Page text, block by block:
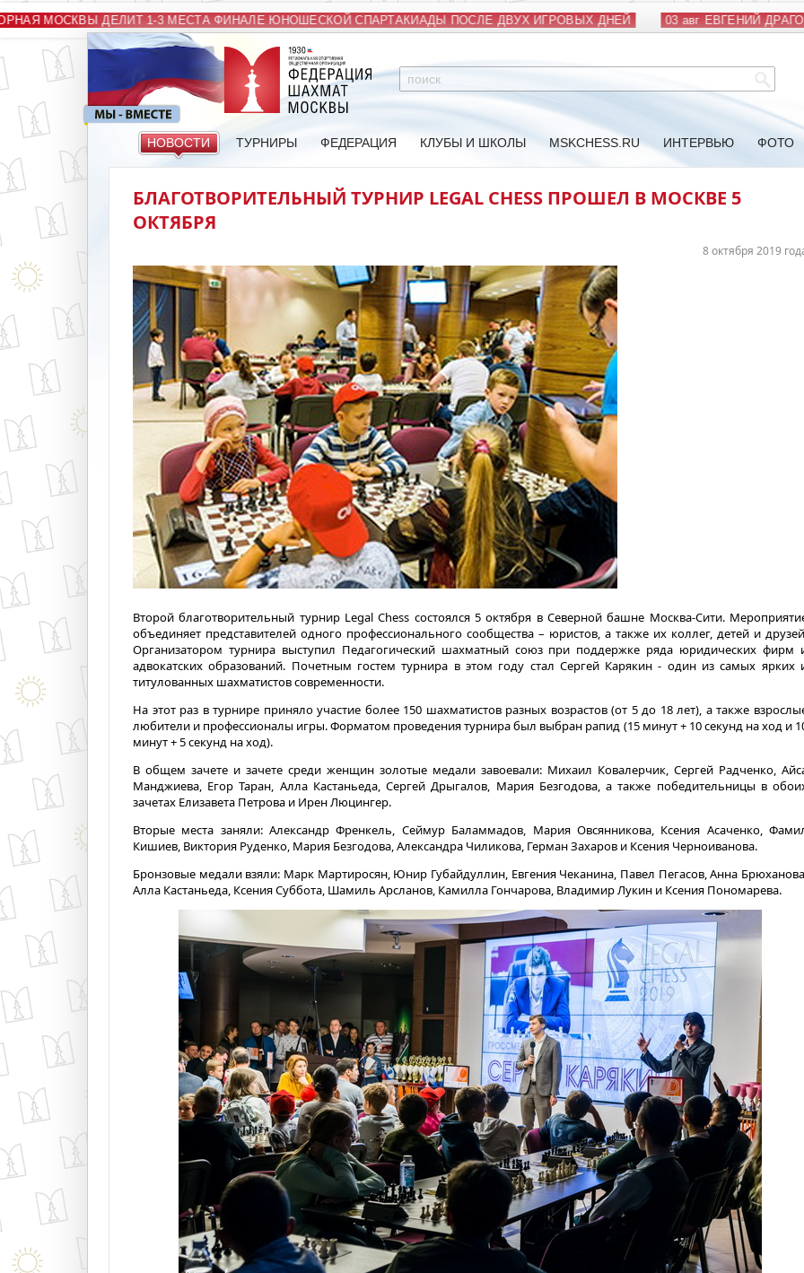
МОСКВЫ ДЕЛИТ 1-3 МЕСТА ФИНАЛЕ ЮНОШЕСКОЙ СПАРТАКИАДЫ ПОСЛЕ ДВУХ ИГРОВЫХ ДНЕЙ 03 авг ЕВГЕНИЙ
НОВОСТИ ТУРНИРЫ ФЕДЕРАЦИЯ КЛУБЫ И ШКОЛЫ MSKCHESS.RU ИНТЕРВЬЮ ФОТО
БЛАГОТВОРИТЕЛЬНЫЙ ТУРНИР LEGAL CHESS ПРОШЕЛ В МОСКВЕ 5
ОКТЯБРЯ
8 октября 2019
Второй благотворительный турнир Legal Chess состоялся 5 октября в Северной башне Москва-Сити.
объединяет представителей одного профессионального сообщества – юристов, а также их коллег, детей и
Организатором турнира выступил Педагогический шахматный союз при поддержке ряда юридических фирм
адвокатских образований. Почетным гостем турнира в этом году стал Сергей Карякин - один из самых ярких
титулованных шахматистов современности.
На этот раз в турнире приняло участие более 150 шахматистов разных возрастов (от 5 до 18 лет), а также
любители и профессионалы игры. Форматом проведения турнира был выбран рапид (15 минут + 10 секунд на ход и
минут + 5 секунд на ход).
В общем зачете и зачете среди женщин золотые медали завоевали: Михаил Ковалерчик, Сергей Радченко,
Манджиева, Егор Таран, Алла Кастаньеда, Сергей Дрыгалов, Мария Безгодова, а также победительницы в
зачетах Елизавета Петрова и Ирен Люцингер.
Вторые места заняли: Александр Френкель, Сеймур Баламмадов, Мария Овсянникова, Ксения Асаченко,
Кишиев, Виктория Руденко, Мария Безгодова, Александра Чиликова, Герман Захаров и Ксения Черноиванова.
Бронзовые медали взяли: Марк Мартиросян, Юнир Губайдуллин, Евгения Чеканина, Павел Пегасов, Анна
Алла Кастаньеда, Ксения Суббота, Шамиль Арсланов, Камилла Гончарова, Владимир Лукин и Ксения Пономарева.